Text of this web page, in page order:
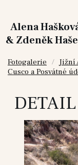
Alena
& Zdeněk
Fotogalerie Jižní
Cusco a Posvátné